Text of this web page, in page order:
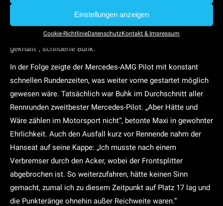
Einstellungen anzeigen
Cookie-RichtlinieDatenschutzKontakt & Impressum
andere Wahl, als die Schikane durchs Gras abzukürzen und
so ganz nach hinten durchgereicht zu werden. Hätte ich
versucht, mich zurück ins Feld zu drängen, hätte es garantiert
geknallt“, schilderte Buhk.
In der Folge zeigte der Mercedes-AMG Pilot mit konstant
schnellen Rundenzeiten, was weiter vorne gestartet möglich
gewesen wäre. Tatsächlich war Buhk im Durchschnitt aller
Rennrunden zweitbester Mercedes-Pilot. „Aber Hätte und
Wäre zählen im Motorsport nicht“, betonte Maxi in gewohnter
Ehrlichkeit. Auch den Ausfall kurz vor Rennende nahm der
Hanseat auf seine Kappe: „Ich musste nach einem
Verbremser durch den Acker, wobei der Frontsplitter
abgebrochen ist. So weiterzufahren, hätte keinen Sinn
gemacht, zumal ich zu diesem Zeitpunkt auf Platz 17 lag und
die Punkteränge ohnehin außer Reichweite waren.“